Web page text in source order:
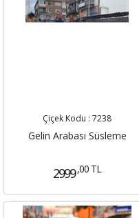
Çiçek Kodu : 7238
Gelin Arabası Süsleme
2999 ,00 TL